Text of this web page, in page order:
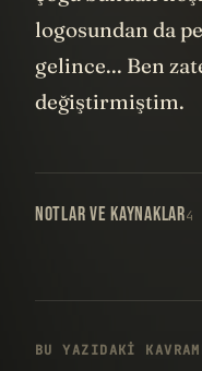
logosundan da
gelince... Ben
değiştirmiştim.
NOTLAR VE KAYNAKLAR4
BU YAZIDAKI